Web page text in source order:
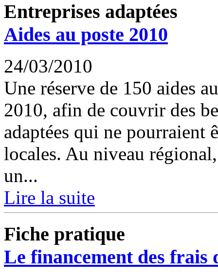
Entreprises adaptées
Aides au poste 2010
24/03/2010
Une réserve de 150 aides
2010, afin de couvrir des
adaptées qui ne pourraient
locales. Au niveau
un...
Lire la suite
Fiche pratique
Le financement des frais